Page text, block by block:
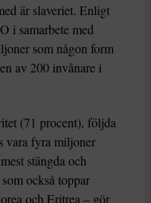
är slaveriet. Enligt
i samarbete med
som någon form
av 200 invånare i
(71 procent), följda
vara fyra miljoner
stängda och
också toppar
och Eritrea – gör